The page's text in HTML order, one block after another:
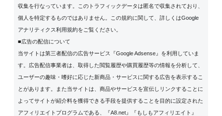
収集を行なっています。このトラフィックデータは匿名で収集されており、
個人を特定するものではありません。この規約に関して、詳しくはGoogle
アナリティクス利用規約をご覧ください。
■広告の配信について
当サイトは第三者配信の広告サービス『Google Adsense』を利用していま
す。広告配信事業者は、取得した閲覧履歴や購買履歴等の情報を分析して、
ユーザーの趣味・嗜好に応じた新商品・サービスに関する広告を表示するこ
とがあります。また当サイトは、商品やサービスを宣伝しリンクすることに
よってサイトが紹介料を獲得できる手段を提供することを目的に設定された
アフィリエイトプログラムである、『A8.net』『もしもアフィリエイト』